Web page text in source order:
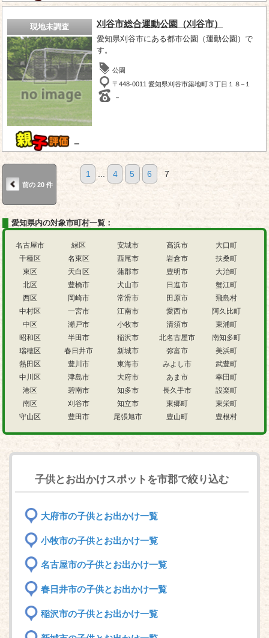
現地未調査
－
刈谷市総合運動公園（刈谷市）
愛知県刈谷市にある都市公園（運動公園）で
す。
公園
〒448-0011 愛知県刈谷市築地町３丁目１８−１
－
前の 20 件
1 ... 4 5 6 7
愛知県内の対象市町村一覧：
名古屋市
千種区
東区
北区
西区
中村区
中区
昭和区
瑞穂区
熱田区
中川区
港区
南区
守山区
緑区
名東区
天白区
豊橋市
岡崎市
一宮市
瀬戸市
半田市
春日井市
豊川市
津島市
碧南市
刈谷市
豊田市
安城市
西尾市
蒲郡市
犬山市
常滑市
江南市
小牧市
稲沢市
新城市
東海市
大府市
知多市
知立市
尾張旭市
高浜市
岩倉市
豊明市
日進市
田原市
愛西市
清須市
北名古屋市
弥富市
みよし市
あま市
長久手市
東郷町
豊山町
大口町
扶桑町
大治町
蟹江町
飛島村
阿久比町
東浦町
南知多町
美浜町
武豊町
幸田町
設楽町
東栄町
豊根村
子供とお出かけスポットを市郡で絞り込む
大府市の子供とお出かけ一覧
小牧市の子供とお出かけ一覧
名古屋市の子供とお出かけ一覧
春日井市の子供とお出かけ一覧
稲沢市の子供とお出かけ一覧